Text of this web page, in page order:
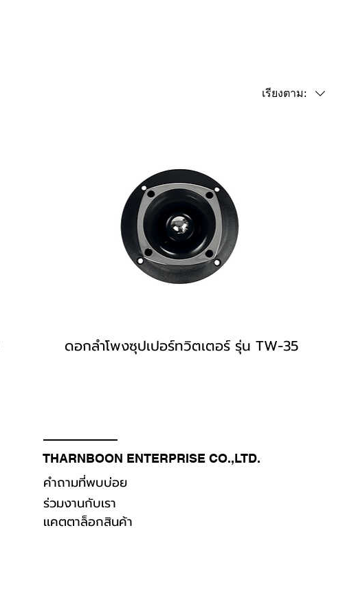
เรียงตาม:
ดอกลำโพงซุปเปอร์ทวิตเตอร์ รุ่น TW-35
THARNBOON ENTERPRISE CO.,LTD.
คำถามที่พบบ่อย
ร่วมงานกับเรา
เเคตตาล็อกสินค้า